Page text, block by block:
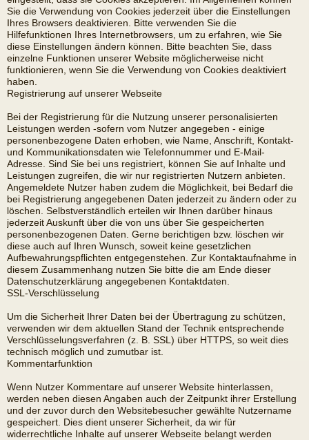
Sie die Verwendung von Cookies jederzeit über die Einstellungen
Ihres Browsers deaktivieren. Bitte verwenden Sie die
Hilfefunktionen Ihres Internetbrowsers, um zu erfahren, wie Sie
diese Einstellungen ändern können. Bitte beachten Sie, dass
einzelne Funktionen unserer Website möglicherweise nicht
funktionieren, wenn Sie die Verwendung von Cookies deaktiviert
haben.
Registrierung auf unserer Webseite
Bei der Registrierung für die Nutzung unserer personalisierten
Leistungen werden -sofern vom Nutzer angegeben - einige
personenbezogene Daten erhoben, wie Name, Anschrift, Kontakt-
und Kommunikationsdaten wie Telefonnummer und E-Mail-
Adresse. Sind Sie bei uns registriert, können Sie auf Inhalte und
Leistungen zugreifen, die wir nur registrierten Nutzern anbieten.
Angemeldete Nutzer haben zudem die Möglichkeit, bei Bedarf die
bei Registrierung angegebenen Daten jederzeit zu ändern oder zu
löschen. Selbstverständlich erteilen wir Ihnen darüber hinaus
jederzeit Auskunft über die von uns über Sie gespeicherten
personenbezogenen Daten. Gerne berichtigen bzw. löschen wir
diese auch auf Ihren Wunsch, soweit keine gesetzlichen
Aufbewahrungspflichten entgegenstehen. Zur Kontaktaufnahme in
diesem Zusammenhang nutzen Sie bitte die am Ende dieser
Datenschutzerklärung angegebenen Kontaktdaten.
SSL-Verschlüsselung
Um die Sicherheit Ihrer Daten bei der Übertragung zu schützen,
verwenden wir dem aktuellen Stand der Technik entsprechende
Verschlüsselungsverfahren (z. B. SSL) über HTTPS, so weit dies
technisch möglich und zumutbar ist.
Kommentarfunktion
Wenn Nutzer Kommentare auf unserer Website hinterlassen,
werden neben diesen Angaben auch der Zeitpunkt ihrer Erstellung
und der zuvor durch den Websitebesucher gewählte Nutzername
gespeichert. Dies dient unserer Sicherheit, da wir für
widerrechtliche Inhalte auf unserer Webseite belangt werden